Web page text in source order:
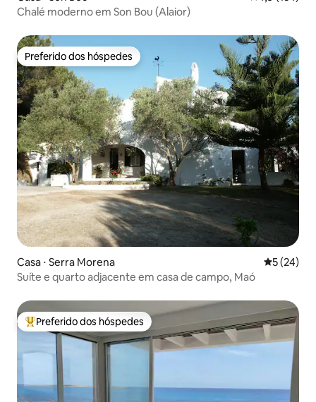
Chalé moderno em Son Bou (Alaior)
Preferido dos hóspedes
Preferido dos hóspedes
Casa ⋅ Serra Morena 5 de uma
5 (24)
Suíte e quarto adjacente em casa de campo, Maó
Entre os melhores preferidos dos hóspedes
Preferido dos hóspedes